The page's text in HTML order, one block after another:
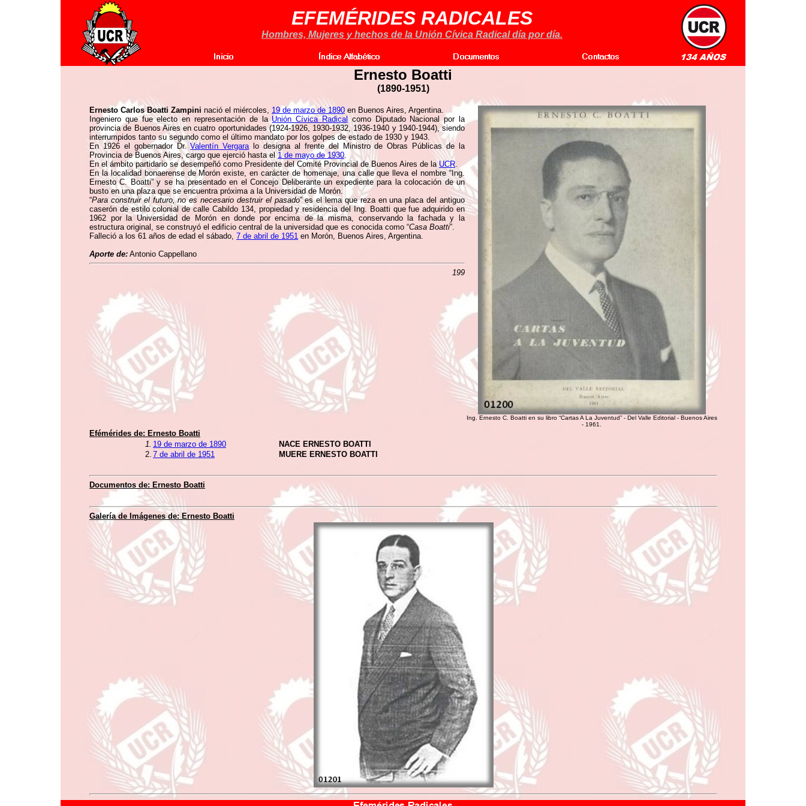
EFEMÉRIDES RADICALES
Hombres, Mujeres y hechos de la Unión Cívica Radical día por día.
Ernesto Boatti
(1890-1951)
Ernesto Carlos Boatti Zampini nació el miércoles, 19 de marzo de 1890 en Buenos Aires, Argentina.
Ingeniero que fue electo en representación de laUnión Cívica Radical como Diputado Nacional por la
provincia de Buenos Aires en cuatro oportunidades (1924-1926, 1930-1932, 1936-1940 y 1940-1944), siendo
interrumpidos tanto su segundo como el último mandato por los golpes de estado de 1930 y 1943.
En 1926 el gobernador Dr.Valentín Vergaralo designa al frente del Ministro de Obras Públicas de la
Provincia de Buenos Aires, cargo que ejerció hasta el1 de mayo de 1930.
En el ámbito partidario se desempeñó como Presidente del Comité Provincial de Buenos Aires de la UCR.
En la localidad bonaerense de Morón existe, en carácter de homenaje, una calle que lleva el nombre “Ing.
Ernesto C. Boatti” y se ha presentado en el Concejo Deliberante un expediente para la colocación de un
busto en una plaza que se encuentra próxima a la Universidad de Morón.
“Para construir el futuro, no es necesario destruir el pasado” es el lema que reza en una placa del antiguo
caserón de estilo colonial de calle Cabildo 134, propiedad y residencia del Ing. Boatti que fue adquirido en
1962 por la Universidad de Morón en donde por encima de la misma, conservando la fachada y la
estructura original, se construyó el edificio central de la universidad que es conocida como “Casa Boatti”.
Falleció a los 61 años de edad el sábado, 7 de abril de 1951 en Morón, Buenos Aires, Argentina.
Aporte de: Antonio Cappellano
199
Ing. Ernesto C. Boatti en su libro “Cartas A La Juventud” - Del Valle Editorial - Buenos Aires
- 1961.
Efémérides de: Ernesto Boatti
1. 19 de marzo de 1890
NACE ERNESTO BOATTI
2. 7 de abril de 1951 MUERE ERNESTO BOATTI
Documentos de: Ernesto Boatti
Galería de Imágenes de: Ernesto Boatti